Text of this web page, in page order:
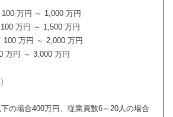
100 万円 ～ 1,000 万円
万円 ～ 1,500 万円
100 万円 ～ 2,000 万円
万円 ～ 3,000 万円
の場合400万円、従業員数6～20人の場合